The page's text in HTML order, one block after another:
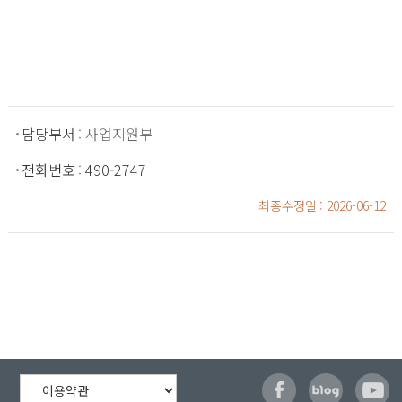
담당부서 : 사업지원부
전화번호 : 490-2747
최종수정일 : 2026-06-12